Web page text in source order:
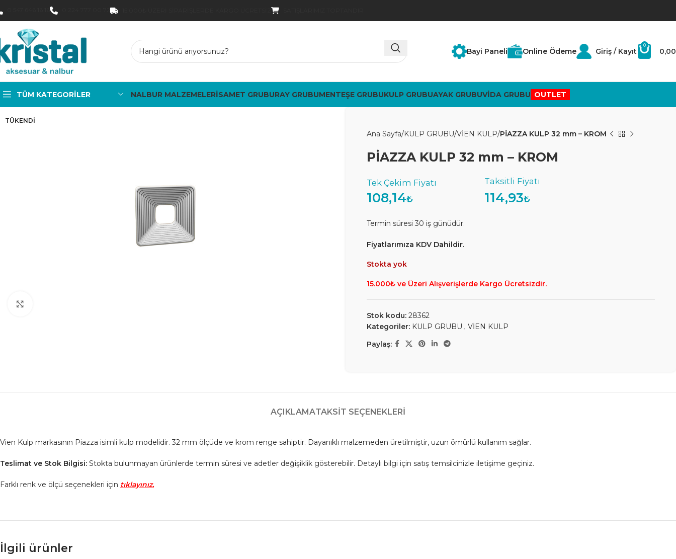
Bayi Paneli Online Ödeme Giriş / Kayıt
0
0,00
TÜM KATEGORILER NALBUR MALZEMELERİSAMET GRUBURAY GRUBUMENTEŞE GRUBUKULP GRUBUAYAK GRUBUVİDA GRUBU OUTLET
TÜKENDI
Ana Sayfa KULP GRUBU VİEN KULP PİAZZA KULP 32 mm – KROM
PİAZZA KULP 32 mm – KROM
108,14₺ 114,93₺
Termin süresi 30 iş günüdür.
Fiyatlarımıza KDV Dahildir.
Stokta yok
15.000₺ ve Üzeri Alışverişlerde Kargo Ücretsizdir.
Stok kodu: 28362
Kategoriler: KULP GRUBU , VİEN KULP
Paylaş:
AÇIKLAMATAKSIT SEÇENEKLERI
Vien Kulp markasının Piazza isimli kulp modelidir. 32 mm ölçüde ve krom renge sahiptir. Dayanıklı malzemeden üretilmiştir, uzun ömürlü kullanım sağlar.
Teslimat ve Stok Bilgisi: Stokta bulunmayan ürünlerde termin süresi ve adetler değişiklik gösterebilir. Detaylı bilgi için satış temsilcinizle iletişime geçiniz.
Farklı renk ve ölçü seçenekleri için tıklayınız.
İlgili ürünler